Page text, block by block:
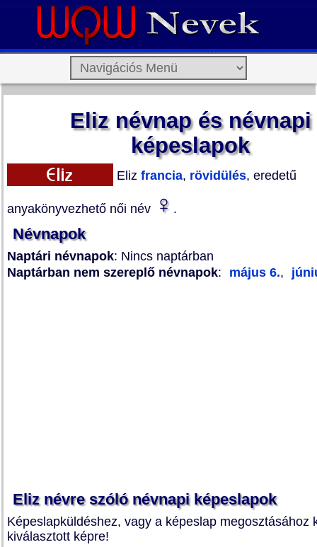
Eliz névnap és névnapi
képeslapok
Eliz francia, rövidülés, eredetű
anyakönyvezhető női név ♀ .
Névnapok
Naptári névnapok: Nincs naptárban
Naptárban nem szereplő névnapok: május 6.,
Eliz névre szóló névnapi képeslapok
Képeslapküldéshez, vagy a képeslap megosztásához
kiválasztott képre!